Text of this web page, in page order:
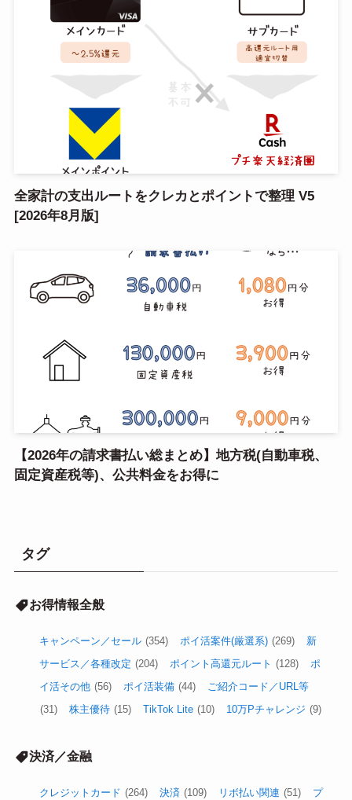
全家計の支出ルートをクレカとポイントで整理 V5
[2026年8月版]
【2026年の請求書払い総まとめ】地方税(自動車税、
固定資産税等)、公共料金をお得に
タグ
お得情報全般
キャンペーン／セール (354) ポイ活案件(厳選系) (269)
新
サービス／各種改定 (204) ポイント高還元ルート (128)
ポ
イ活その他 (56) ポイ活装備 (44)
ご紹介コード／URL等
(31)
株主優待 (15) TikTok Lite (10) 10万Pチャレンジ (9)
決済／金融
クレジットカード (264) 決済 (109) リボ払い関連 (51)
プ